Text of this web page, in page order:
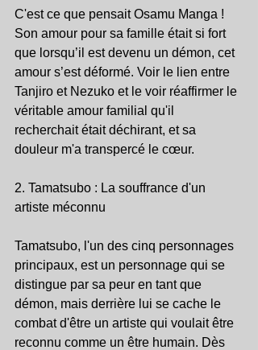
C'est ce que pensait Osamu Manga !
Son amour pour sa famille était si fort
que lorsqu’il est devenu un démon, cet
amour s’est déformé. Voir le lien entre
Tanjiro et Nezuko et le voir réaffirmer le
véritable amour familial qu'il
recherchait était déchirant, et sa
douleur m'a transpercé le cœur.
2. Tamatsubo : La souffrance d'un
artiste méconnu
Tamatsubo, l'un des cinq personnages
principaux, est un personnage qui se
distingue par sa peur en tant que
démon, mais derrière lui se cache le
combat d'être un artiste qui voulait être
reconnu comme un être humain. Dès